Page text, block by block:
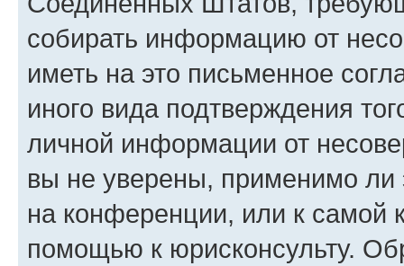
собирать информацию от
иметь на это письменное
иного вида подтверждения
личной информации от
вы не уверены, применимо ли
на конференции, или к самой
помощью к юрисконсульту.